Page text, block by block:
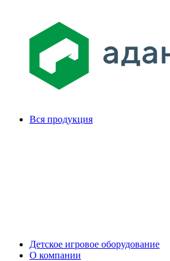
Вся продукция
Детское игровое оборудование
О компании